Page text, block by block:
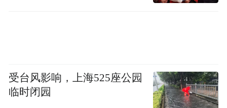
受台风影响，上海525座公园
临时闭园